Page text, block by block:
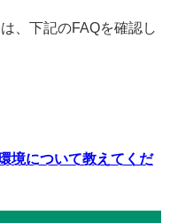
、下記のFAQを確認し
境について教えてくだ